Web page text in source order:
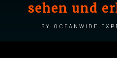
sehen und
by Oceanwide